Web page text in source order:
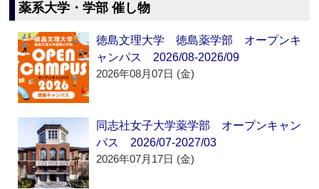
薬系大学・学部 催し物
徳島文理大学 徳島薬学部 オープンキ
ャンパス 2026/08-2026/09
2026年08月07日 (金)
同志社女子大学薬学部 オープンキャン
パス 2026/07-2027/03
2026年07月17日 (金)